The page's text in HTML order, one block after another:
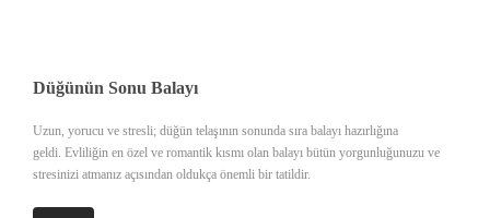
Düğünün Sonu Balayı
Uzun, yorucu ve stresli; düğün telaşının sonunda sıra balayı hazırlığına
geldi. Evliliğin en özel ve romantik kısmı olan balayı bütün yorgunluğunuzu ve
stresinizi atmanız açısından oldukça önemli bir tatildir.